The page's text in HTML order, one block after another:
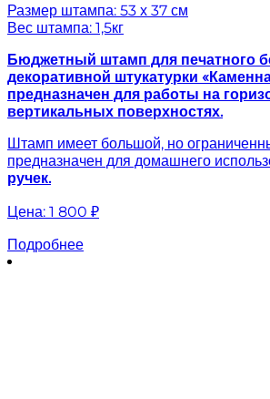
Размер штампа: 53 х 37 см
Вес штампа: 1,5кг
Бюджетный штамп для печатного
декоративной штукатурки
предназначен для работы на
вертикальных поверхностях.
Штамп имеет большой, но
предназначен для домашнего
ручек.
Цена: 1 800 ₽
Подробнее